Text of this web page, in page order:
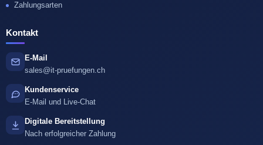
Zahlungsarten
Kontakt
E-Mail
sales@it-pruefungen.ch
Kundenservice
E-Mail und Live-Chat
Digitale Bereitstellung
Nach erfolgreicher Zahlung